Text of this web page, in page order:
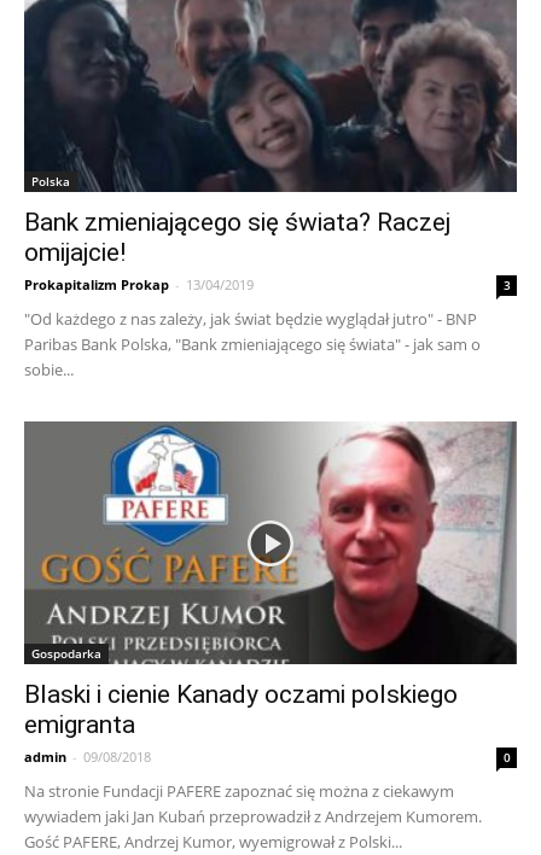
Polska
Bank zmieniającego się świata? Raczej
omijajcie!
Prokapitalizm Prokap - 13/04/2019 3
"Od każdego z nas zależy, jak świat będzie wyglądał jutro" - BNP
Paribas Bank Polska, "Bank zmieniającego się świata" - jak sam o
sobie...
Gospodarka
Blaski i cienie Kanady oczami polskiego
emigranta
admin - 09/08/2018 0
Na stronie Fundacji PAFERE zapoznać się można z ciekawym
wywiadem jaki Jan Kubań przeprowadził z Andrzejem Kumorem.
Gość PAFERE, Andrzej Kumor, wyemigrował z Polski...